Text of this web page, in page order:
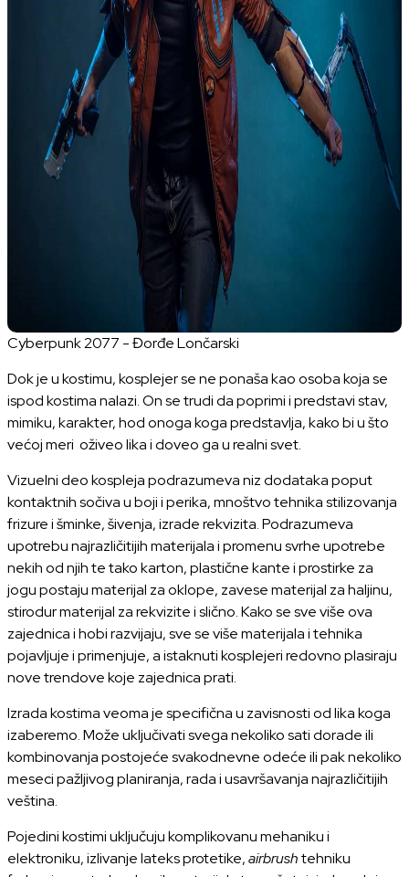
Cyberpunk 2077 - Đorđe Lončarski
Dok je u kostimu, kosplejer se ne ponaša kao osoba koja se
ispod kostima nalazi. On se trudi da poprimi i predstavi stav,
mimiku, karakter, hod onoga koga predstavlja, kako bi u što
većoj meri oživeo lika i doveo ga u realni svet.
Vizuelni deo kospleja podrazumeva niz dodataka poput
kontaktnih sočiva u boji i perika, mnoštvo tehnika stilizovanja
frizure i šminke, šivenja, izrade rekvizita. Podrazumeva
upotrebu najrazličitijih materijala i promenu svrhe upotrebe
nekih od njih te tako karton, plastične kante i prostirke za
jogu postaju materijal za oklope, zavese materijal za haljinu,
stirodur materijal za rekvizite i slično. Kako se sve više ova
zajednica i hobi razvijaju, sve se više materijala i tehnika
pojavljuje i primenjuje, a istaknuti kosplejeri redovno plasiraju
nove trendove koje zajednica prati.
Izrada kostima veoma je specifična u zavisnosti od lika koga
izaberemo. Može uključivati svega nekoliko sati dorade ili
kombinovanja postojeće svakodnevne odeće ili pak nekoliko
meseci pažljivog planiranja, rada i usavršavanja najrazličitijih
veština.
Pojedini kostimi uključuju komplikovanu mehaniku i
elektroniku, izlivanje lateks protetike,airbrushtehniku